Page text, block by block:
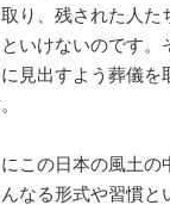
り、残された人た
いけないのです。
見出すよう葬儀を
この日本の風土の
なる形式や習慣と